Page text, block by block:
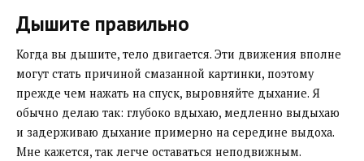
Дышите правильно
Когда вы дышите, тело двигается. Эти движения вполне
могут стать причиной смазанной картинки, поэтому
прежде чем нажать на спуск, выровняйте дыхание. Я
обычно делаю так: глубоко вдыхаю, медленно выдыхаю
и задерживаю дыхание примерно на середине выдоха.
Мне кажется, так легче оставаться неподвижным.